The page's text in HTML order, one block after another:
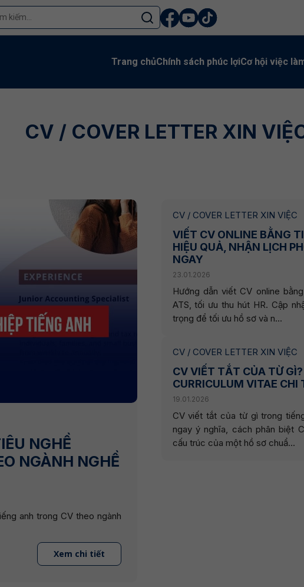
Trang chủChính sách phúc lợiCơ hội việc
CV / COVER LETTER XIN
NGHỀ
NGÀNH NGHỀ
anh trong CV theo ngành
Xem chi tiết
CV / COVER LETTER XIN VIỆC
VIẾT CV ONLINE BẰNG
HIỆU QUẢ, NHẬN LỊCH
NGAY
23.01.2026
Hướng dẫn viết CV online
ATS, tối ưu thu hút HR. Cập
trọng để tối ưu hồ sơ và n...
CV / COVER LETTER XIN VIỆC
CV VIẾT TẮT CỦA TỪ
CURRICULUM VITAE CHI
19.01.2026
CV viết tắt của từ gì trong
ngay ý nghĩa, cách phân biệt
cấu trúc của một hồ sơ chuẩ...